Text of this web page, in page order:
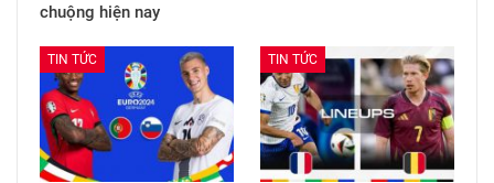
chuộng hiện nay
TIN TỨC TIN TỨC